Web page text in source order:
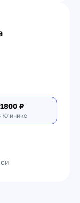
1800 ₽
Клинике